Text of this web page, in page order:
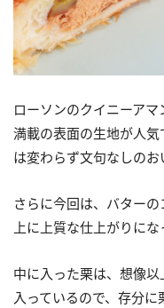
ローソンのクイニーア
満載の表面の生地が人
は変わらず文句なしのお
さらに今回は、バター
上に上質な仕上がりにな
中に入った栗は、想像
入っているので、存分